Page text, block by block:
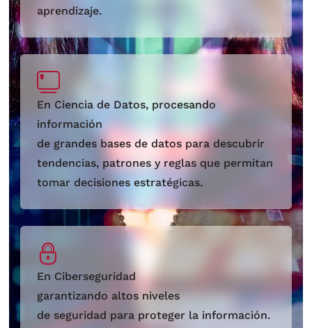
aprendizaje.
En Ciencia de Datos, procesando
información
de grandes bases de datos para descubrir
tendencias, patrones y reglas que permitan
tomar decisiones estratégicas.
En Ciberseguridad
garantizando altos niveles
de seguridad para proteger la información.